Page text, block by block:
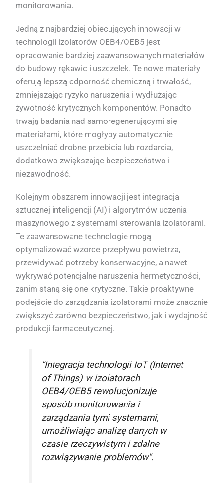
monitorowania.
Jedną z najbardziej obiecujących innowacji w
technologii izolatorów OEB4/OEB5 jest
opracowanie bardziej zaawansowanych materiałów
do budowy rękawic i uszczelek. Te nowe materiały
oferują lepszą odporność chemiczną i trwałość,
zmniejszając ryzyko naruszenia i wydłużając
żywotność krytycznych komponentów. Ponadto
trwają badania nad samoregenerującymi się
materiałami, które mogłyby automatycznie
uszczelniać drobne przebicia lub rozdarcia,
dodatkowo zwiększając bezpieczeństwo i
niezawodność.
Kolejnym obszarem innowacji jest integracja
sztucznej inteligencji (AI) i algorytmów uczenia
maszynowego z systemami sterowania izolatorami.
Te zaawansowane technologie mogą
optymalizować wzorce przepływu powietrza,
przewidywać potrzeby konserwacyjne, a nawet
wykrywać potencjalne naruszenia hermetyczności,
zanim staną się one krytyczne. Takie proaktywne
podejście do zarządzania izolatorami może znacznie
zwiększyć zarówno bezpieczeństwo, jak i wydajność
produkcji farmaceutycznej.
"Integracja technologii IoT (Internet
of Things) w izolatorach
OEB4/OEB5 rewolucjonizuje
sposób monitorowania i
zarządzania tymi systemami,
umożliwiając analizę danych w
czasie rzeczywistym i zdalne
rozwiązywanie problemów".